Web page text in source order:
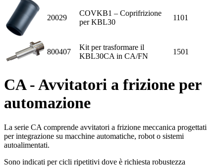
20029
COVKB1 – Coprifrizione
per KBL30
1101
800407
Kit per trasformare il
KBL30CA in CA/FN
1501
CA - Avvitatori a frizione per
automazione
La serie CA comprende avvitatori a frizione meccanica progettati
per integrazione su macchine automatiche, robot o sistemi
autoalimentati.
Sono indicati per cicli ripetitivi dove è richiesta robustezza